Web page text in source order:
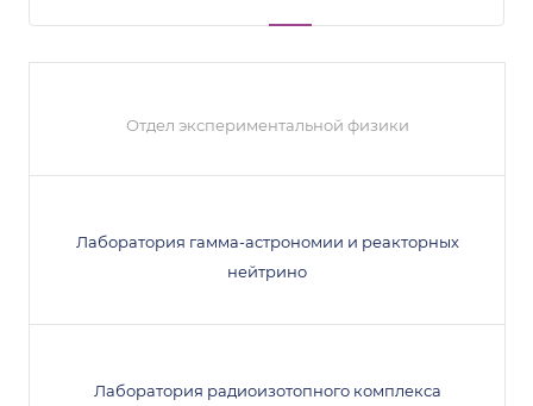
Отдел экспериментальной физики
Лаборатория гамма-астрономии и реакторных
нейтрино
Лаборатория радиоизотопного комплекса